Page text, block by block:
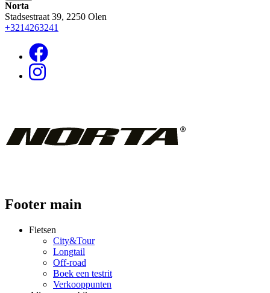
Norta
Stadsestraat 39, 2250 Olen
+3214263241
Footer main
Fietsen
City&Tour
Longtail
Off-road
Boek een testrit
Verkooppunten